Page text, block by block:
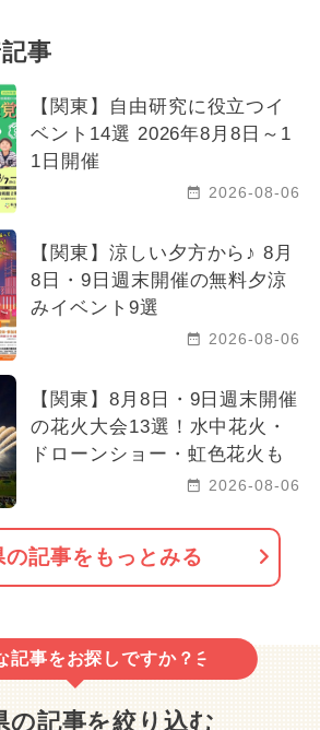
事
【関東】自由研究に役立つイ
ベント14選 2026年8月8日～1
1日開催
2026-08-06
【関東】涼しい夕方から♪ 8月
8日・9日週末開催の無料夕涼
みイベント9選
2026-08-06
【関東】8月8日・9日週末開催
の花火大会13選！水中花火・
ドローンショー・虹色花火も
2026-08-06
の記事をもっとみる
記事をお探しですか？
の記事を絞り込む